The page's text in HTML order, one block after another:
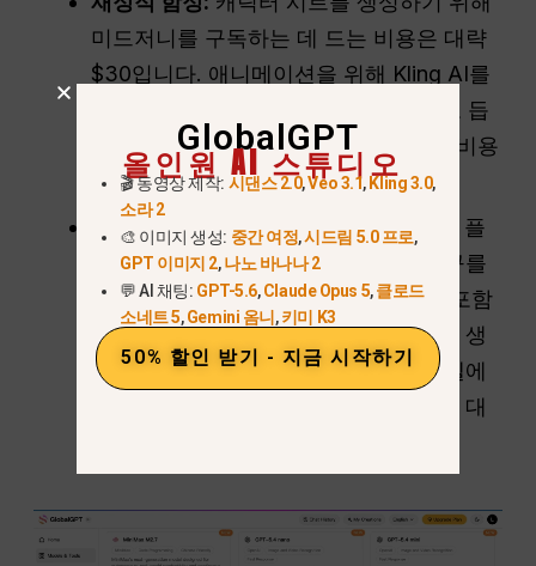
미드저니를 구독하는 데 드는 비용은 대략
$30입니다. 애니메이션을 위해 Kling AI를
구독하면 $8에서 $30의 비용이 추가로 듭
니다. 이렇게 하면 기본적으로 두 배의 비용
을 지불해야 합니다.
원활한 파이프라인:GlobalGPT와 같은 플
랫폼은 하나의 대시보드에 두 가지 도구를
모두 제공하여 이 문제를 해결합니다. 포함
된 미드여정 모델을 사용하여 캐릭터를 생
성하고 해당 이미지를 클링 비디오 모델에
즉시 푸시하면 시간을 절약하고 비용을 대
GlobalGPT
올인원 AI 스튜디오
🎬 동영상 제작: 시댄스 2.0,Veo 3.1, Kling 3.0,
소라 2
🎨 이미지 생성: 중간 여정,시드림 5.0 프로,
GPT 이미지 2,나노 바나나 2
💬 AI 채팅: GPT-5.6,Claude Opus 5,클로드
소네트 5,Gemini 옴니 ,키미 K3
50% 할인 받기 - 지금 시작하기